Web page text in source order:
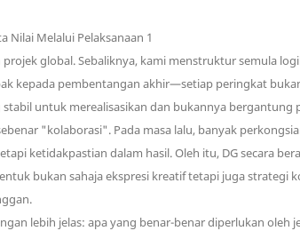
global. Sebaliknya, kami menstruktur semula
kepada pembentangan akhir—setiap peringkat
untuk merealisasikan dan bukannya bergantung
"kolaborasi". Pada masa lalu, banyak
ketidakpastian dalam hasil. Oleh itu, DG secara
bukan sahaja ekspresi kreatif tetapi juga
lebih jelas: apa yang benar-benar diperlukan